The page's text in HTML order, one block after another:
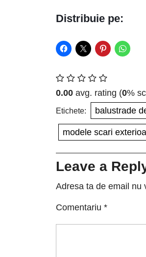
Distribuie pe:
0.00 avg. rating (0%
Etichete: balustrade
modele scari
Leave a
Adresa ta de email nu
Comentariu *